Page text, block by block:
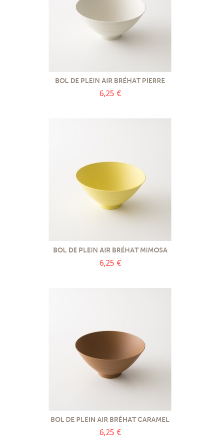
BOL DE PLEIN AIR BRÉHAT PIERRE
6,25 €
BOL DE PLEIN AIR BRÉHAT MIMOSA
6,25 €
BOL DE PLEIN AIR BRÉHAT CARAMEL
6,25 €